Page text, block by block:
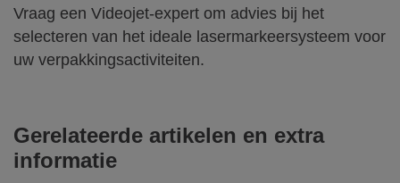
Vraag een Videojet-expert om advies bij het
selecteren van het ideale lasermarkeersysteem voor
uw verpakkingsactiviteiten.
Gerelateerde artikelen en extra
informatie